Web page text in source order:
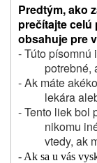
Predtým, ako
prečítajte
obsahuje pre
- Túto písomnú
potrebné,
- Ak máte
lekára
- Tento liek bol
nikomu
vtedy, ak
- Ak sa u vás